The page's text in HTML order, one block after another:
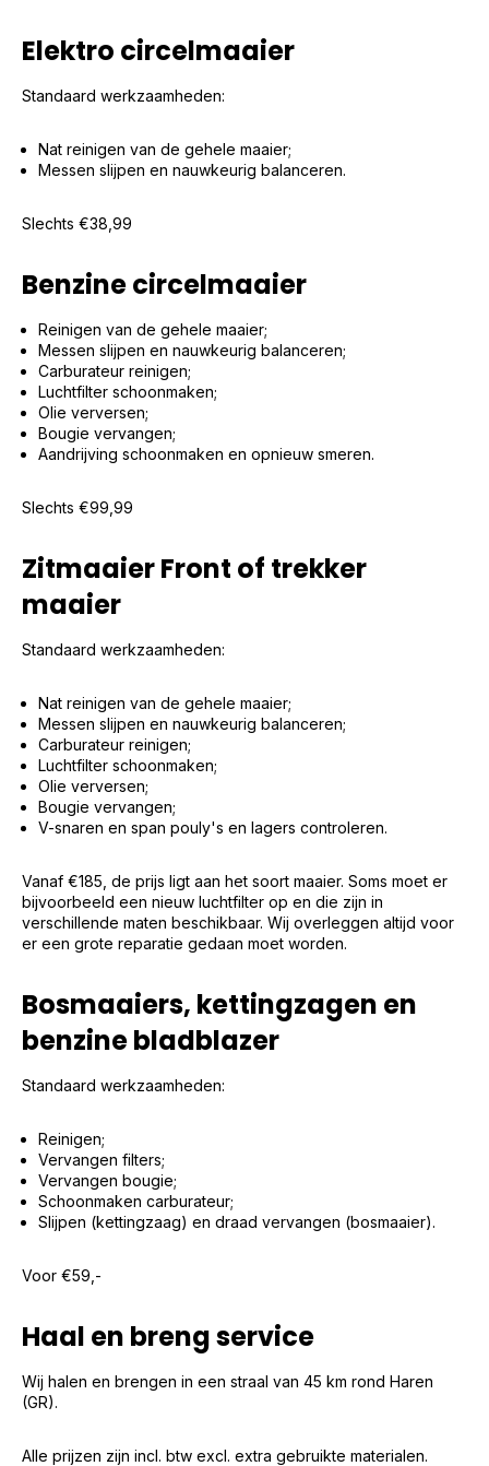
Elektro circelmaaier
Standaard werkzaamheden:
Nat reinigen van de gehele maaier;
Messen slijpen en nauwkeurig balanceren.
Slechts €38,99
Benzine circelmaaier
Reinigen van de gehele maaier;
Messen slijpen en nauwkeurig balanceren;
Carburateur reinigen;
Luchtfilter schoonmaken;
Olie verversen;
Bougie vervangen;
Aandrijving schoonmaken en opnieuw smeren.
Slechts €99,99
Zitmaaier Front of trekker
maaier
Standaard werkzaamheden:
Nat reinigen van de gehele maaier;
Messen slijpen en nauwkeurig balanceren;
Carburateur reinigen;
Luchtfilter schoonmaken;
Olie verversen;
Bougie vervangen;
V-snaren en span pouly's en lagers controleren.
Vanaf €185, de prijs ligt aan het soort maaier. Soms moet er
bijvoorbeeld een nieuw luchtfilter op en die zijn in
verschillende maten beschikbaar. Wij overleggen altijd voor
er een grote reparatie gedaan moet worden.
Bosmaaiers, kettingzagen en
benzine bladblazer
Standaard werkzaamheden:
Reinigen;
Vervangen filters;
Vervangen bougie;
Schoonmaken carburateur;
Slijpen (kettingzaag) en draad vervangen (bosmaaier).
Voor €59,-
Haal en breng service
Wij halen en brengen in een straal van 45 km rond Haren
(GR).
Alle prijzen zijn incl. btw excl. extra gebruikte materialen.